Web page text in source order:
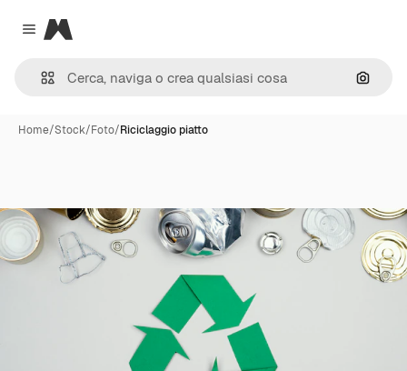
Close menu
Magnific
Cerca
Home/Stock/Foto/Riciclaggio piatto